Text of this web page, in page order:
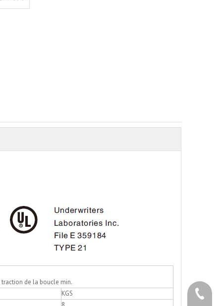
traction de la boucle min.
KGS
+86 -